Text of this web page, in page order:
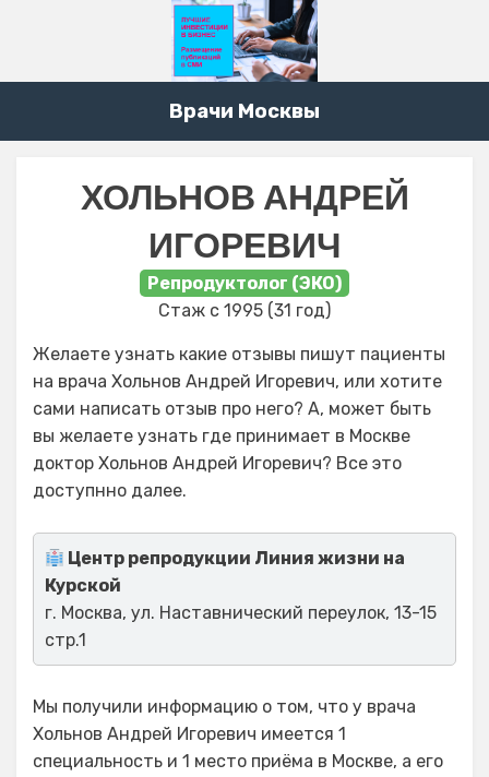
Врачи Москвы
ХОЛЬНОВ АНДРЕЙ
ИГОРЕВИЧ
Репродуктолог (ЭКО)
Стаж с 1995 (31 год)
Желаете узнать какие отзывы пишут пациенты
на врача Хольнов Андрей Игоревич, или хотите
сами написать отзыв про него? А, может быть
вы желаете узнать где принимает в Москве
доктор Хольнов Андрей Игоревич? Все это
доступнно далее.
Центр репродукции Линия жизни на
Курской
г. Москва, ул. Наставнический переулок, 13-15
стр.1
Мы получили информацию о том, что у врача
Хольнов Андрей Игоревич имеется 1
специальность и 1 место приёма в Москве, а его